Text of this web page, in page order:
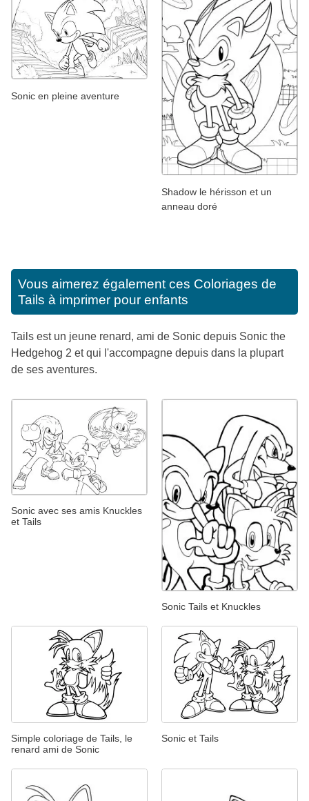
Sonic en pleine aventure
Shadow le hérisson et un
anneau doré
Vous aimerez également ces Coloriages de
Tails à imprimer pour enfants
Tails est un jeune renard, ami de Sonic depuis Sonic the
Hedgehog 2 et qui l'accompagne depuis dans la plupart
de ses aventures.
Sonic avec ses amis Knuckles
et Tails
Sonic Tails et Knuckles
Simple coloriage de Tails, le
renard ami de Sonic
Sonic et Tails